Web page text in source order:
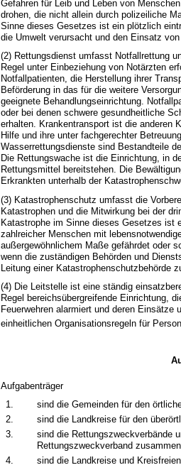
Gefahren für Leib und Leben von
drohen, die nicht allein durch polizeiliche
Sinne dieses Gesetzes ist ein plötzlich
die Umwelt verursacht und den Einsatz
(2) Rettungsdienst umfasst Notfallrettung
Regel unter Einbeziehung von Notärzten
Notfallpatienten, die Herstellung ihrer
Beförderung in das für die weitere
geeignete Behandlungseinrichtung.
oder bei denen schwere gesundheitliche
erhalten. Krankentransport ist die anderen
Hilfe und ihre unter fachgerechter
Wasserrettungsdienste sind Bestandteile
Die Rettungswache ist die Einrichtung, in
Rettungsmittel bereitstehen. Die
Erkrankten unterhalb der
(3) Katastrophenschutz umfasst die
Katastrophen und die Mitwirkung bei der
Katastrophe im Sinne dieses Gesetzes ist
zahlreicher Menschen mit
außergewöhnlichem Maße gefährdet oder
wenn die zuständigen Behörden und
Leitung einer Katastrophenschutzbehörde
(4) Die Leitstelle ist eine ständig
Regel bereichsübergreifende Einrichtung,
Feuerwehren alarmiert und deren
einheitlichen Organisationsregeln für
Aufgabenträger
1.
sind die Gemeinden für den
2.
sind die Landkreise für den
3.
sind die Rettungszweckverbände
Rettungszweckverband
4.
sind die Landkreise und